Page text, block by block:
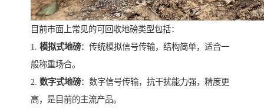
目前市面上常见的可回收地磅类型包括：
1. 模拟式地磅：传统模拟信号传输，结构简单，适合一
般称重场合。
2. 数字式地磅：数字信号传输，抗干扰能力强，精度更
高，是目前的主流产品。